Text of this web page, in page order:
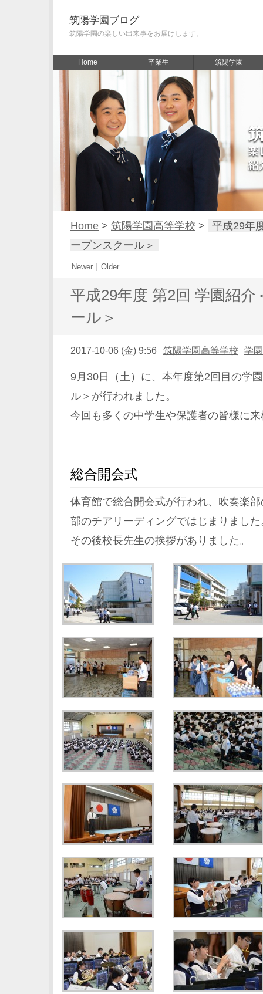
筑陽学園ブログ
筑陽学園の楽しい出来事をお届けします。
Home 卒業生 筑陽学園
Home > 筑陽学園高等学校 >
平成29年
ープンスクール＞
Newer Older
平成29年度 第2回 学園紹
ール＞
2017-10-06 (金) 9:56 筑陽学園高等学校 学
9月30日（土）に、本年度第2回目の学
ル＞が行われました。
今回も多くの中学生や保護者の皆様に
総合開会式
体育館で総合開会式が行われ、吹奏楽
部のチアリーディングではじまりました
その後校長先生の挨拶がありました。